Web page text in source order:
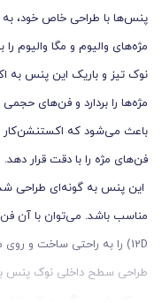
پنس‌ها با طراحی خاص خود،
مژه‌های والیوم و مگا والیوم
نوک تیز و باریک این پنس به
مژه‌ها را بردارد و فن‌های حجمی
باعث می‌شود که اکستنشن‌کار
فن‌های مژه را با دقت قرار دهد.
این پنس به گونه‌ای طراحی
12D) را به راحتی ساخت و روی مژه‌ها قرار داد.
طراحی سطح داخلی نوک پنس